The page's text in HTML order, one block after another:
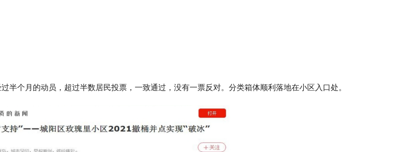
半个月的动员，超过半数居民投票，一致通过，没有一票反对。分类箱体顺利落地在小区入口处。